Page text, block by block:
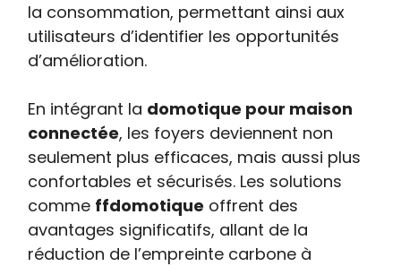
la consommation, permettant ainsi aux
utilisateurs d’identifier les opportunités
d’amélioration.
En intégrant la domotique pour maison
connectée, les foyers deviennent non
seulement plus efficaces, mais aussi plus
confortables et sécurisés. Les solutions
comme ffdomotique offrent des
avantages significatifs, allant de la
réduction de l’empreinte carbone à